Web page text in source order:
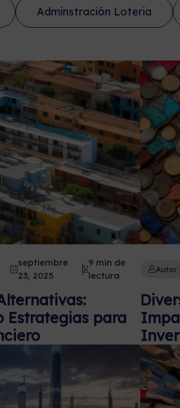
Adminstración Loteria
septiembre
23, 2025
9 min de
lectura
Estrategias para
Autor